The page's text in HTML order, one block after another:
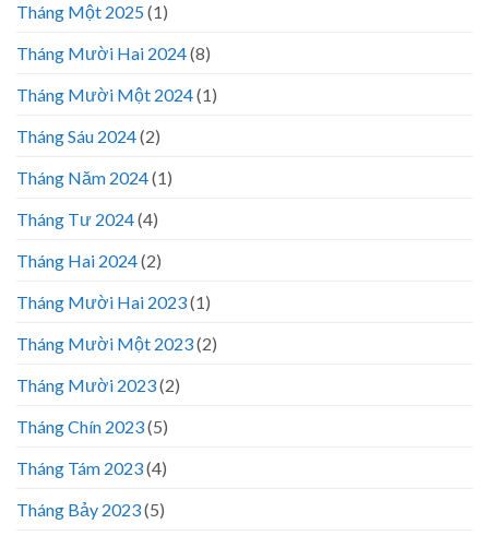
Tháng Một 2025(1)
Tháng Mười Hai 2024(8)
Tháng Mười Một 2024(1)
Tháng Sáu 2024(2)
Tháng Năm 2024(1)
Tháng Tư 2024(4)
Tháng Hai 2024(2)
Tháng Mười Hai 2023(1)
Tháng Mười Một 2023(2)
Tháng Mười 2023(2)
Tháng Chín 2023(5)
Tháng Tám 2023(4)
Tháng Bảy 2023(5)